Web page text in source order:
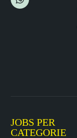
JOBS PER
CATEGORIE